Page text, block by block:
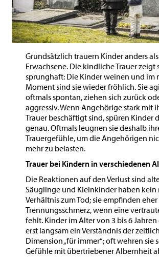
Grundsätzlich trauern Kinder anders als
Erwachsene. Die kindliche Trauer zeigt
sprunghaft: Die Kinder weinen und im
Moment sind sie wieder fröhlich. Sie
oftmals spontan, ziehen sich zurück
aggressiv. Wenn Angehörige stark mit
Trauer beschäftigt sind, spüren Kinder
genau. Oftmals leugnen sie deshalb
Trauergefühle, um die Angehörigen
mehr zu belasten.
Trauer bei Kindern in verschiedenen
Die Reaktionen auf den Verlust sind
Säuglinge und Kleinkinder haben kein
Verhältnis zum Tod; sie empfinden eher
Trennungsschmerz, wenn eine
fehlt. Kinder im Alter von 3 bis 6
erst langsam ein Verständnis der
Dimension „für immer“; oft wehren sie
Gefühle mit übertriebener Albernheit